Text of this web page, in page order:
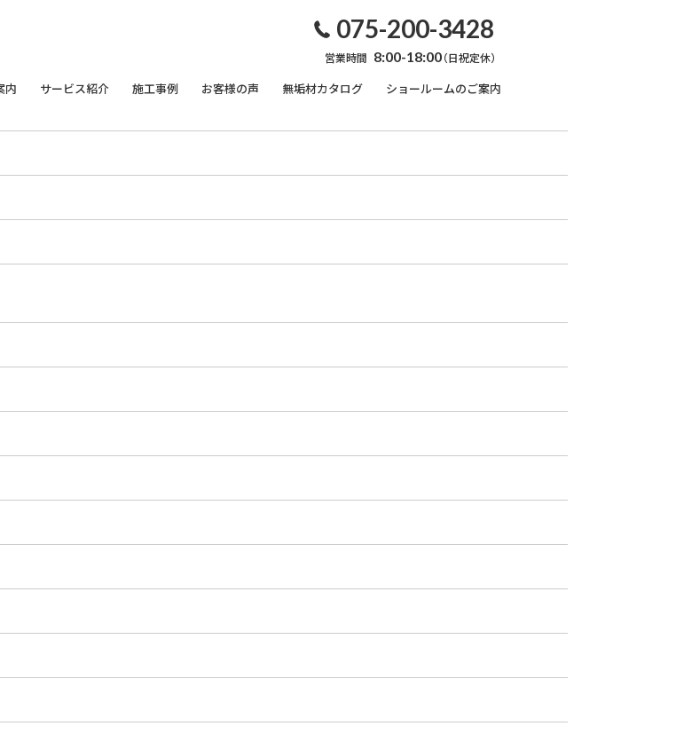
075-200-3428
営業時間 8:00-18:00（日祝定休）
内
総合住宅企業への進化の物語
サービス紹介
イド家具・インテリア
無垢材のお手入れ
施工事例
リフォーム
お客様の声 無垢材カタログ
床暖房対応無垢材フローリング
天然オイルワックス
ショールームのご案内